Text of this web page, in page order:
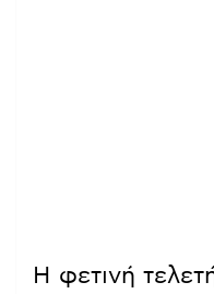
Η φετινή